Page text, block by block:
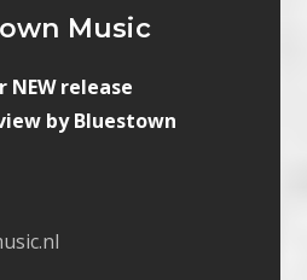
Music
release
by Bluestown